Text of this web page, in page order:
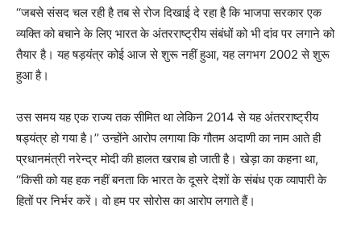
‘‘जबसे संसद चल रही है तब से रोज दिखाई दे रहा है कि भाजपा सरकार एक
व्यक्ति को बचाने के लिए भारत के अंतरराष्ट्रीय संबंधों को भी दांव पर लगाने को
तैयार है। यह षड़यंत्र कोई आज से शुरू नहीं हुआ, यह लगभग 2002 से शुरू
हुआ है।
उस समय यह एक राज्य तक सीमित था लेकिन 2014 से यह अंतरराष्ट्रीय
षड्यंत्र हो गया है।’’ उन्होंने आरोप लगाया कि गौतम अदाणी का नाम आते ही
प्रधानमंत्री नरेन्द्र मोदी की हालत खराब हो जाती है। खेड़ा का कहना था,
‘‘किसी को यह हक नहीं बनता कि भारत के दूसरे देशों के संबंध एक व्यापारी के
हितों पर निर्भर करें। वो हम पर सोरोस का आरोप लगाते हैं।